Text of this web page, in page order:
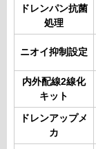
ドレンパン抗菌
処理
ニオイ抑制設定
内外配線2線化
キット
ドレンアップメ
カ